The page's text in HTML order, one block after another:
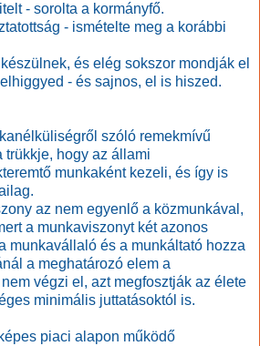
- sorolta a kormányfő.
- ismételte meg a korábbi
és elég sokszor mondják el
- és sajnos, el is hiszed.
szóló remekmívű
trükkje, hogy az állami
munkaként kezeli, és így is
az nem egyenlő a közmunkával,
a munkaviszonyt két azonos
munkavállaló és a munkáltató hozza
a meghatározó elem a
végzi el, azt megfosztják az élete
minimális juttatásoktól is.
piaci alapon működő